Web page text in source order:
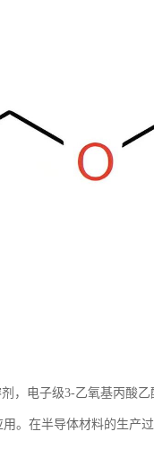
，电子级3-乙氧基丙酸
。在半导体材料的生产